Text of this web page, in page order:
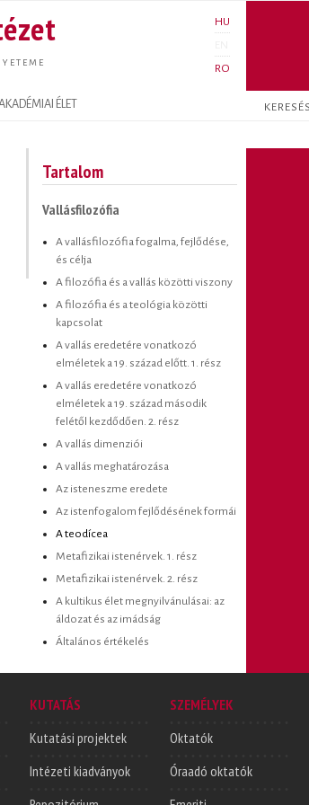
HU
RO
ÉLET Keresés
Tartalom
Vallásfilozófia
A vallásfilozófia fogalma, fejlődése,
és célja
A filozófia és a vallás közötti viszony
A filozófia és a teológia közötti
kapcsolat
A vallás eredetére vonatkozó
elméletek a 19. század előtt. 1. rész
A vallás eredetére vonatkozó
elméletek a 19. század második
felétől kezdődően. 2. rész
A vallás dimenziói
A vallás meghatározása
Az isteneszme eredete
Az istenfogalom fejlődésének formái
A teodícea
Metafizikai istenérvek. 1. rész
Metafizikai istenérvek. 2. rész
A kultikus élet megnyilvánulásai: az
áldozat és az imádság
Általános értékelés
KUTATÁS
Kutatási projektek
Intézeti kiadványok
SZEMÉLYEK
Oktatók
Óraadó oktatók